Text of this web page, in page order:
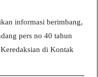
informasi berimbang,
pers no 40 tahun
di Kontak